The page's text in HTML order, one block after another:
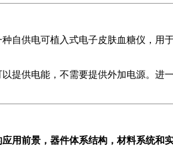
自供电可植入式电子皮肤血糖仪，用
提供电能，不需要提供外加电源。
用前景，器件体系结构，材料系统和